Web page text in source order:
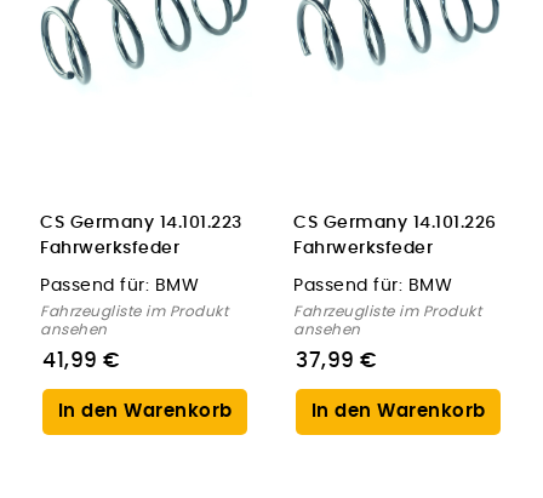
CS Germany 14.101.223
Fahrwerksfeder
Vorderachse für BMW
Passend für: BMW
Fahrzeugliste im Produkt
ansehen
41,99 €
In den Warenkorb
CS Germany 14.101.226
Fahrwerksfeder
Vorderachse für BMW
Passend für: BMW
Fahrzeugliste im Produkt
ansehen
37,99 €
In den Warenkorb